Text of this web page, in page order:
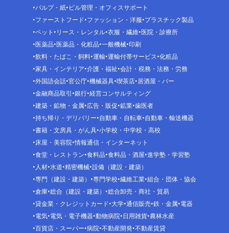
パルプ・紙 ビル管理・オフィスサポート
ファーストフード ファッション・洋服 プラスチック製品
ペット リース・レンタル 衣服・繊維 医院・診療所
医薬品 医薬品・化粧品 一般機械 印刷
飲料・たばこ・飼料 運輸 運輸付帯サービス 化粧品
家具・インテリア 介護・福祉 会計・税務・法務・労務
外国語会話 官公庁 機械器具 喫茶店 居酒屋・バー
金融商品取引 銀行 経営コンサルティング
建築・鉱物・金属 広告・販促 鉱業 歯医者
持ち帰り・デリバリー 自動車・自転車 自動車・輸送機器
書籍・文房具・がん具 小学校・中学校・高校
床屋・美容院 情報通信・インターネット
食堂・レストラン 食料品 食料品・酒屋 進学塾・学習塾
人材 水道 精密機械 設備（建設・建築）
専門（建設・建築）
専門学校 繊維工業 組合・団体・協会
倉庫 総合（建設・建築）
総合卸売・商社・貿易
貸金業・クレジットカード 大学 通信販売 鉄・金属 電器
電気 電気・電子機器 動物病院 日用雑貨 農林水産
百貨店・スーパー 病院 不動産開発 不動産賃貸